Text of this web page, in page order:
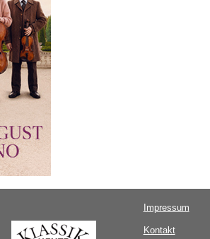
Impressum
Kontakt